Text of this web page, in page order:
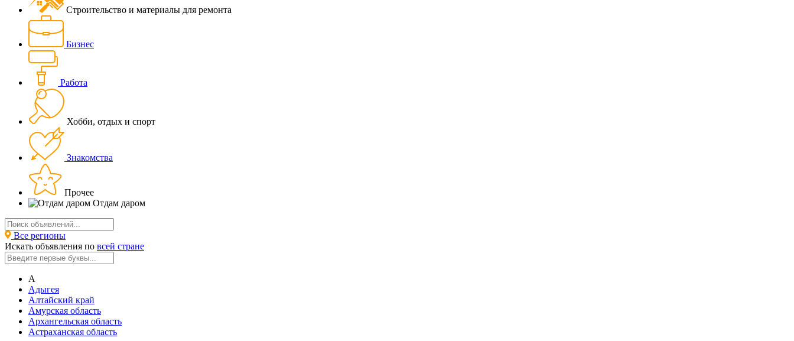
Строительство и материалы для ремонта
Бизнес
Работа
Хобби, отдых и спорт
Знакомства
Прочее
Отдам даром
Все регионы
Искать объявления по всей стране
А
Адыгея
Алтайский край
Амурская область
Архангельская область
Астраханская область